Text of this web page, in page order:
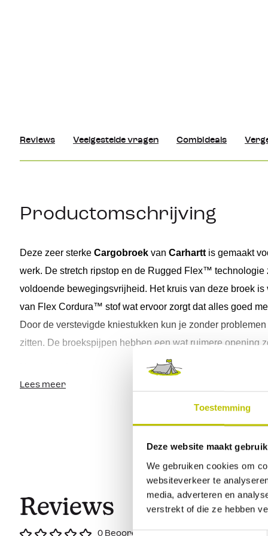
Toestemming
Deze website maakt
We gebruiken cookies om
websiteverkeer te
media, adverteren en
verstrekt of die ze hebben
Reviews Veelgestelde vragen Combideals
Productomschrijving
Deze zeer sterke Cargobroek van Carhartt is gemaakt
werk. De stretch ripstop en de Rugged Flex™ technologie
voldoende bewegingsvrijheid. Het kruis van deze broek is
van Flex Cordura™ stof wat ervoor zorgt dat alles goed
Door de verstevigde kniestukken kun je zonder
zitten. De broekspijpen hebben een wat ruimere opening
werklaarzen past. Je kunt ook
bij deze broek door de speciale ruimte
Naast dat de broek zeer robuust is, heeft hij ook
vakjes wat handig is voor je werk. Deze
twee steekzakken, twee ruime cargozakken met klep en
elastaan
Stretch ripstop
Lees meer
Reviews
0 Beoordeling